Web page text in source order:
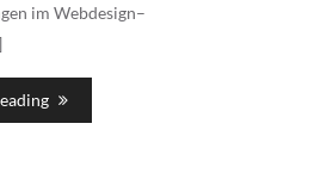
im Webdesign–